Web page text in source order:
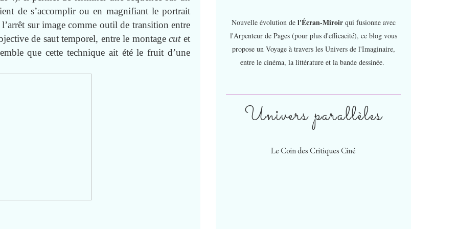
de s’accomplir ou en magnifiant le portrait
sur image comme outil de transition entre
de saut temporel, entre le montagecutet
que cette technique ait été le fruit d’une
Univers parallèles
Le Coin des Critiques Ciné
Nouvelle évolution de l'Écran-Miroir qui fusionne avec
l'Arpenteur de Pages (pour plus d'efficacité), ce blog vous
propose un Voyage à travers les Univers de l'Imaginaire,
entre le cinéma, la littérature et la bande dessinée.